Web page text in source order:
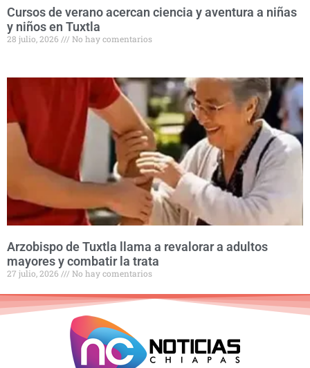
Cursos de verano acercan ciencia y aventura a niñas
y niños en Tuxtla
28 julio, 2026 No hay comentarios
Arzobispo de Tuxtla llama a revalorar a adultos
mayores y combatir la trata
27 julio, 2026 No hay comentarios